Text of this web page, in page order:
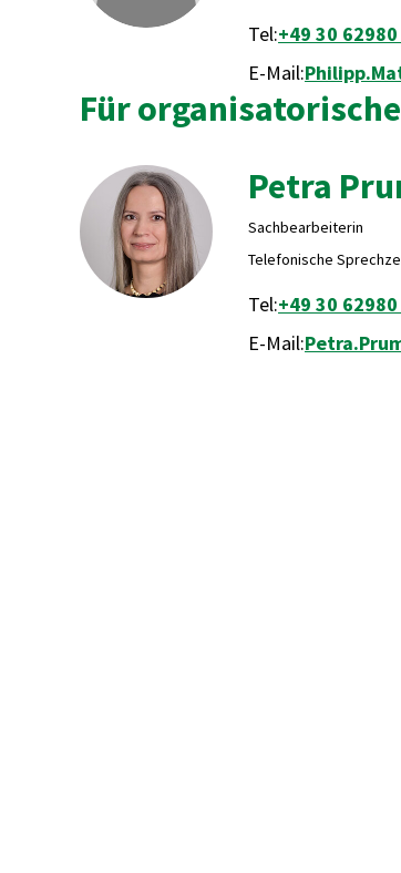
Tel:+49 30
E-Mail:
Für
Petra
Sachbearbeiterin
Telefonische
Tel:+49 30
E-Mail: